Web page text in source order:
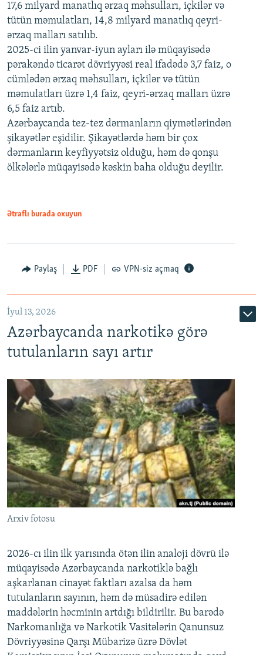
17,6 milyard manatlıq ərzaq məhsulları, içkilər və
tütün məmulatları, 14,8 milyard manatlıq qeyri-
ərzaq malları satılıb.
2025-ci ilin yanvar-iyun ayları ilə müqayisədə
pərakəndə ticarət dövriyyəsi real ifadədə 3,7 faiz, o
cümlədən ərzaq məhsulları, içkilər və tütün
məmulatları üzrə 1,4 faiz, qeyri-ərzaq malları üzrə
6,5 faiz artıb.
Azərbaycanda tez-tez dərmanların qiymətlərindən
şikayətlər eşidilir. Şikayətlərdə həm bir çox
dərmanların keyfiyyətsiz olduğu, həm də qonşu
ölkələrlə müqayisədə kəskin baha olduğu deyilir.
Ətraflı burada oxuyun
Paylaş PDF VPN-siz açmaq
İyul 13, 2026
Azərbaycanda narkotikə görə
tutulanların sayı artır
Arxiv fotosu
2026-cı ilin ilk yarısında ötən ilin analoji dövrü ilə
müqayisədə Azərbaycanda narkotiklə bağlı
aşkarlanan cinayət faktları azalsa da həm
tutulanların sayının, həm də müsadirə edilən
maddələrin həcminin artdığı bildirilir. Bu barədə
Narkomanlığa və Narkotik Vasitələrin Qanunsuz
Dövriyyəsinə Qarşı Mübarizə üzrə Dövlət